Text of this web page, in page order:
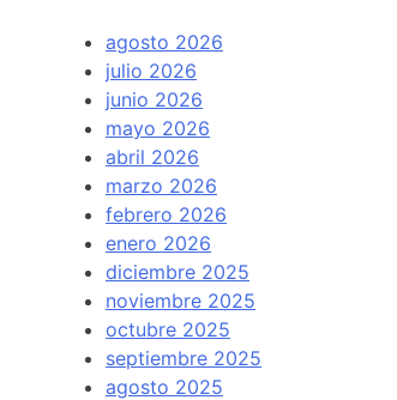
agosto 2026
julio 2026
junio 2026
mayo 2026
abril 2026
marzo 2026
febrero 2026
enero 2026
diciembre 2025
noviembre 2025
octubre 2025
septiembre 2025
agosto 2025